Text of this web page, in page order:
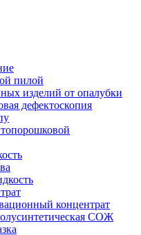
пилой
изделий от опалубки
дефектоскопия
концентрат
СОЖ